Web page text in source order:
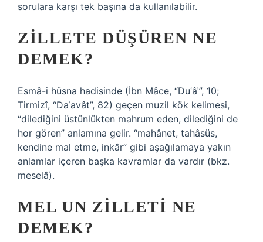
sorulara karşı tek başına da kullanılabilir.
ZILLETE DÜŞÜREN NE
DEMEK?
Esmâ-i hüsna hadisinde (İbn Mâce, “Duʿâʾ”, 10;
Tirmizî, “Daʿavât”, 82) geçen muzil kök kelimesi,
“dilediğini üstünlükten mahrum eden, dilediğini de
hor gören” anlamına gelir. “mahânet, tahâsüs,
kendine mal etme, inkâr” gibi aşağılamaya yakın
anlamlar içeren başka kavramlar da vardır (bkz.
meselâ).
MEL UN ZILLETI NE
DEMEK?